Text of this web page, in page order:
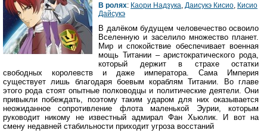
В ролях: Каори Надзука, Даисукэ Кисио, Кисио
Дайсукэ
В далёком будущем человечество освоило
Вселенную и заселило множество планет.
Мир и спокойствие обеспечивает военная
мощь Титании – аристократического рода,
который держит в страхе остатки
свободных королевств и даже императора. Сама Империя
существует лишь благодаря боевым кораблям Титании. Во главе
этого рода стоят опытные полководцы и политические деятели. Они
привыкли побеждать, поэтому таким ударом для них оказывается
неожиданное сопротивление флота маленькой Эурии, которым
руководит никому не известный адмирал Фан Хьюлик. И вот на
смену недавней стабильности приходит угроза восстаний